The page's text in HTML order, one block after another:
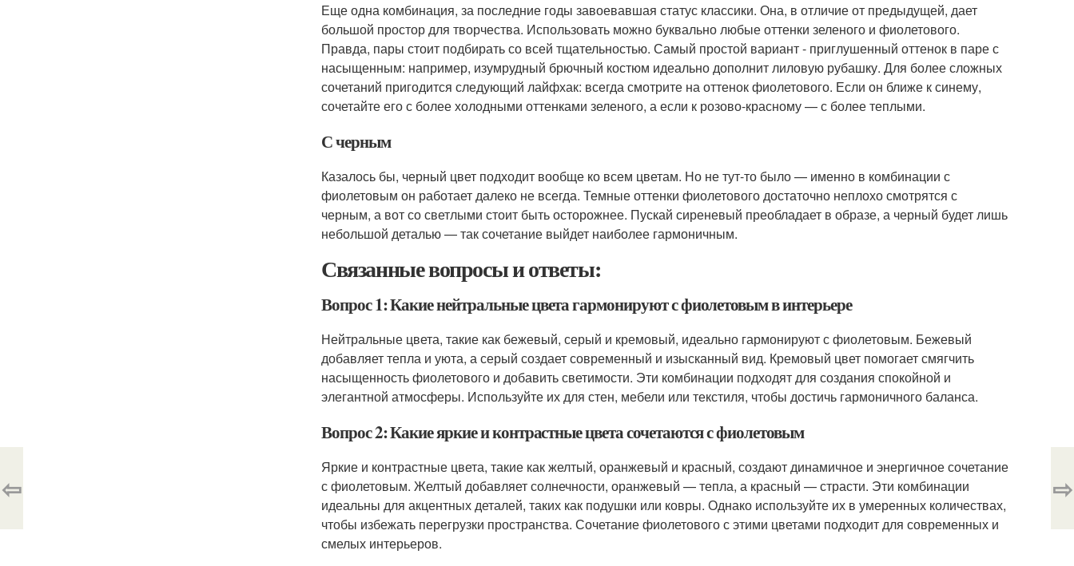
Еще одна комбинация, за последние годы завоевавшая статус классики. Она, в отличие от предыдущей, дает
большой простор для творчества. Использовать можно буквально любые оттенки зеленого и фиолетового.
Правда, пары стоит подбирать со всей тщательностью. Самый простой вариант - приглушенный оттенок в паре с
насыщенным: например, изумрудный брючный костюм идеально дополнит лиловую рубашку. Для более сложных
сочетаний пригодится следующий лайфхак: всегда смотрите на оттенок фиолетового. Если он ближе к синему,
сочетайте его с более холодными оттенками зеленого, а если к розово-красному — с более теплыми.
С черным
Казалось бы, черный цвет подходит вообще ко всем цветам. Но не тут-то было — именно в комбинации с
фиолетовым он работает далеко не всегда. Темные оттенки фиолетового достаточно неплохо смотрятся с
черным, а вот со светлыми стоит быть осторожнее. Пускай сиреневый преобладает в образе, а черный будет лишь
небольшой деталью — так сочетание выйдет наиболее гармоничным.
Связанные вопросы и ответы:
Вопрос 1: Какие нейтральные цвета гармонируют с фиолетовым в интерьере
Нейтральные цвета, такие как бежевый, серый и кремовый, идеально гармонируют с фиолетовым. Бежевый
добавляет тепла и уюта, а серый создает современный и изысканный вид. Кремовый цвет помогает смягчить
насыщенность фиолетового и добавить светимости. Эти комбинации подходят для создания спокойной и
элегантной атмосферы. Используйте их для стен, мебели или текстиля, чтобы достичь гармоничного баланса.
Вопрос 2: Какие яркие и контрастные цвета сочетаются с фиолетовым
Яркие и контрастные цвета, такие как желтый, оранжевый и красный, создают динамичное и энергичное сочетание
с фиолетовым. Желтый добавляет солнечности, оранжевый — тепла, а красный — страсти. Эти комбинации
идеальны для акцентных деталей, таких как подушки или ковры. Однако используйте их в умеренных количествах,
чтобы избежать перегрузки пространства. Сочетание фиолетового с этими цветами подходит для современных и
смелых интерьеров.
⇦ ⇨